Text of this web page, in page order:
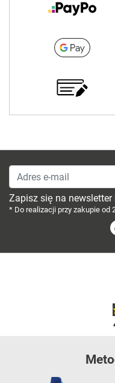
Adres e-mail
Zapisz się na newsletter
* Do realizacji przy zakupie od